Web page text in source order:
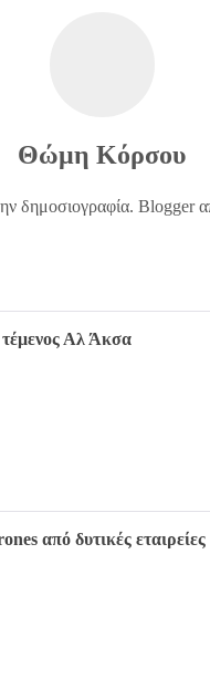
Θώμη Κόρσου
δημοσιογραφία. Blogger
τέμενος Αλ Άκσα
από δυτικές εταιρείες